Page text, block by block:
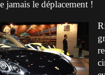
jamais le déplacement !